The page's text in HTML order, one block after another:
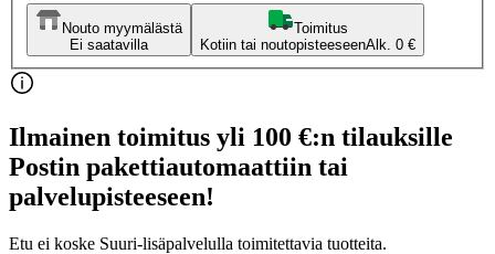
Nouto myymälästä
Ei saatavilla
Toimitus
Kotiin tai noutopisteeseenAlk. 0 €
Ilmainen toimitus yli 100 €:n tilauksille
Postin pakettiautomaattiin tai
palvelupisteeseen!
Etu ei koske Suuri‑lisäpalvelulla toimitettavia tuotteita.